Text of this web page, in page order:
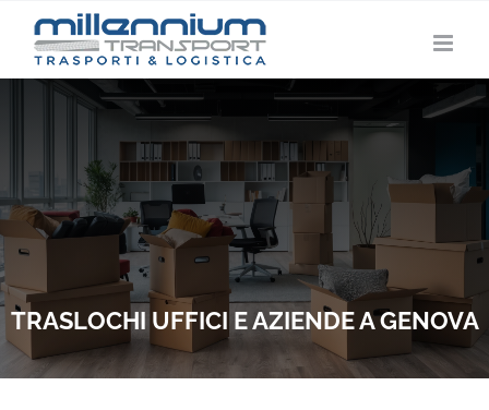
Salta
contenuto
TRASLOCHI UFFICI E AZIENDE A GENOVA